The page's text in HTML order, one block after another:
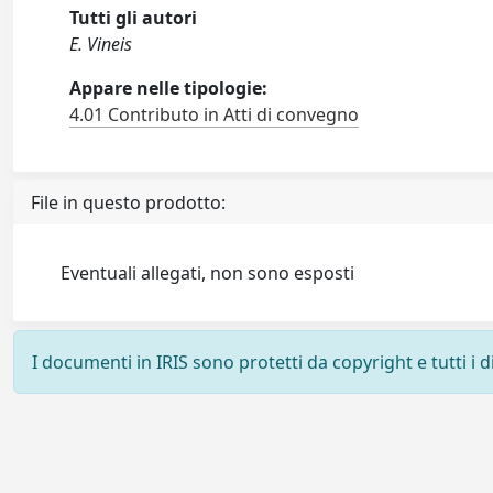
Tutti gli autori
E. Vineis
Appare nelle tipologie:
4.01 Contributo in Atti di convegno
File in questo prodotto:
Eventuali allegati, non sono esposti
I documenti in IRIS sono protetti da copyright e tutti i